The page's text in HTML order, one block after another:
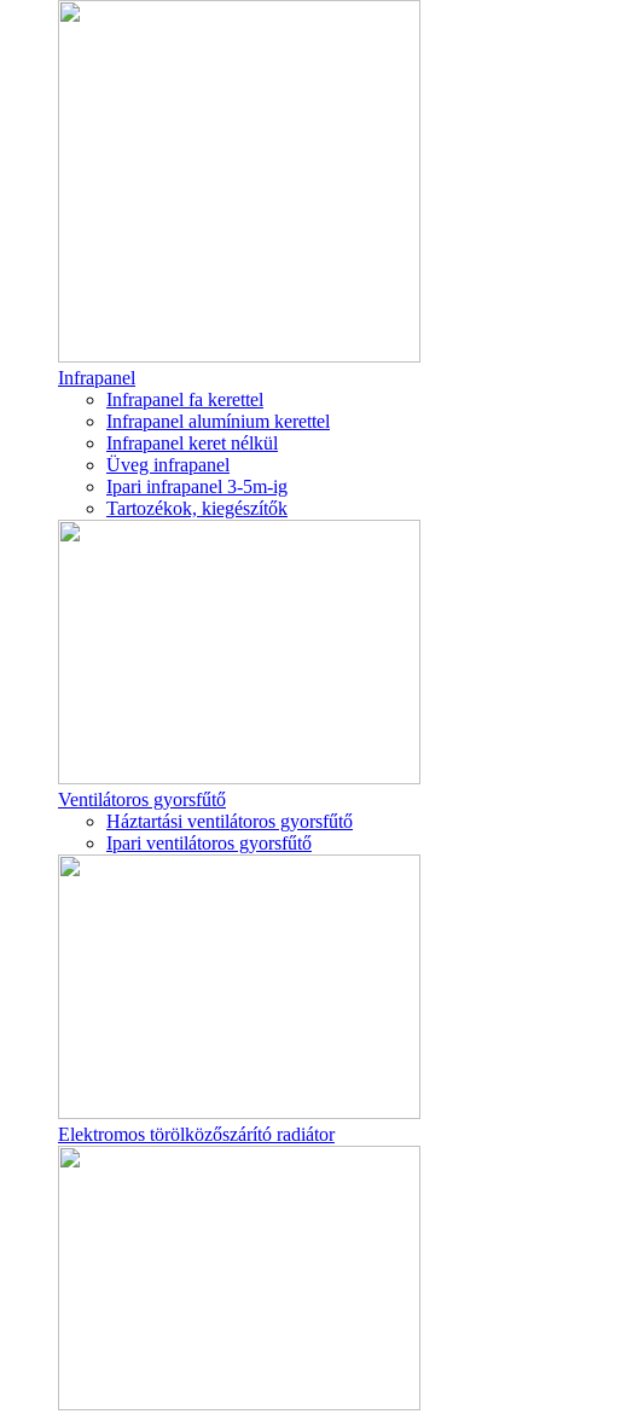
Infrapanel
Infrapanel fa kerettel
Infrapanel alumínium kerettel
Infrapanel keret nélkül
Üveg infrapanel
Ipari infrapanel 3-5m-ig
Tartozékok, kiegészítők
Ventilátoros gyorsfűtő
Háztartási ventilátoros gyorsfűtő
Ipari ventilátoros gyorsfűtő
Elektromos törölközőszárító radiátor